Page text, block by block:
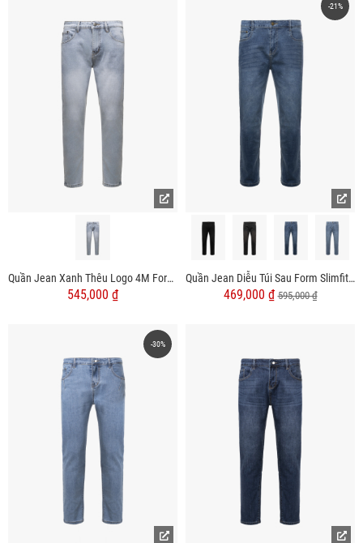
Quần Jean Xanh Thêu Logo 4M Form Slim QJ118
545,000 ₫
-21%
Quần Jean Diễu Túi Sau Form Slimfit QJ117
469,000 ₫595,000 ₫
-30%